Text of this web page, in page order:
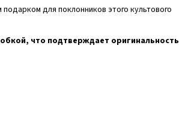
для поклонников этого культового
что подтверждает оригинальность